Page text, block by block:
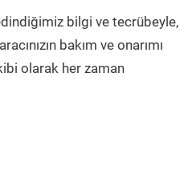
bilgi ve tecrübeyle,
aracınızın bakım ve onarımı
olarak her zaman